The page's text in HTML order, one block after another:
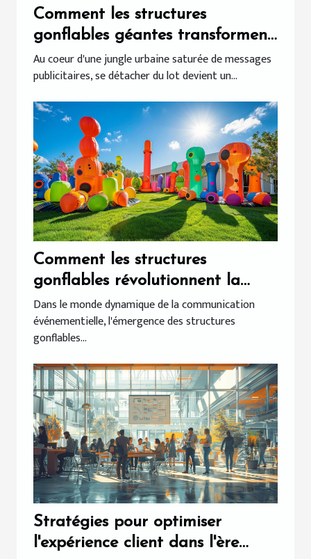
Comment les structures
gonflables géantes transforment
la publicité visuelle
Au coeur d'une jungle urbaine saturée de messages
publicitaires, se détacher du lot devient un...
Comment les structures
gonflables révolutionnent la
communication événementielle
Dans le monde dynamique de la communication
événementielle, l'émergence des structures
gonflables...
Stratégies pour optimiser
l'expérience client dans l'ère